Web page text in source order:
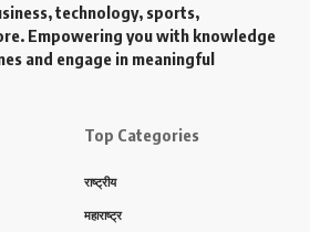
technology, sports,
Empowering you with knowledge
and engage in meaningful
Top Categories
राष्ट्रीय
महाराष्ट्र